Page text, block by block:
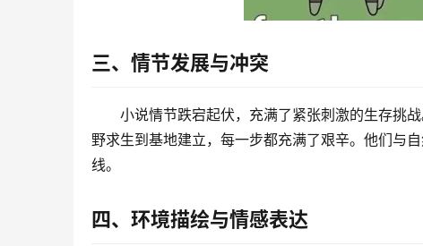
三、情节发展与冲突
小说情节跌宕起伏，充满了紧张刺激的生存挑
野求生到基地建立，每一步都充满了艰辛。他们与
线。
四、环境描绘与情感表达